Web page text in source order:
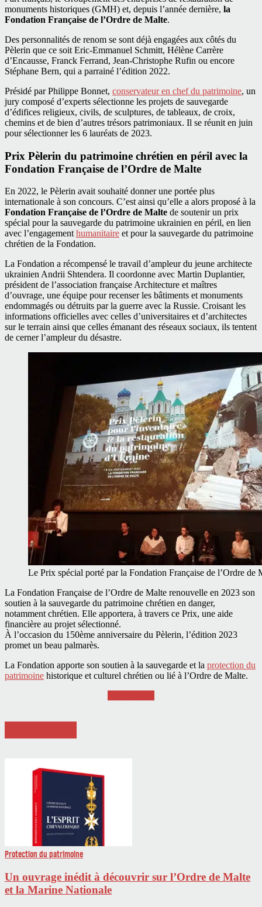
monuments historiques (GMH) et, depuis l’année dernière, la
Fondation Française de l’Ordre de Malte.
Des personnalités de renom se sont déjà engagées aux côtés du
Pèlerin que ce soit Eric-Emmanuel Schmitt, Hélène Carrère
d’Encausse, Franck Ferrand, Jean-Christophe Rufin ou encore
Stéphane Bern, qui a parrainé l’édition 2022.
Présidé par Philippe Bonnet, conservateur en chef du patrimoine, un
jury composé d’experts sélectionne les projets de sauvegarde
d’édifices religieux, civils, de sculptures, de tableaux, de croix,
chemins et de bien d’autres trésors patrimoniaux. Il se réunit en juin
pour sélectionner les 6 lauréats de 2023.
Prix Pèlerin du patrimoine chrétien en péril avec la
Fondation Française de l’Ordre de Malte
En 2022, le Pèlerin avait souhaité donner une portée plus
internationale à son concours. C’est ainsi qu’elle a alors proposé à la
Fondation Française de l’Ordre de Malte de soutenir un prix
spécial pour la sauvegarde du patrimoine ukrainien en péril, en lien
avec l’engagement humanitaire et pour la sauvegarde du patrimoine
chrétien de la Fondation.
La Fondation a récompensé le travail d’ampleur du jeune architecte
ukrainien Andrii Shtendera. Il coordonne avec Martin Duplantier,
président de l’association française Architecture et maîtres
d’ouvrage, une équipe pour recenser les bâtiments et monuments
endommagés ou détruits par la guerre avec la Russie. Croisant les
informations officielles avec celles d’universitaires et d’architectes
sur le terrain ainsi que celles émanant des réseaux sociaux, ils tentent
de cerner l’ampleur du désastre.
Le Prix spécial porté par la Fondation Française de l’Ordre de
La Fondation Française de l’Ordre de Malte renouvelle en 2023 son
soutien à la sauvegarde du patrimoine chrétien en danger,
notamment chrétien. Elle apportera, à travers ce Prix, une aide
financière au projet sélectionné.
À l’occasion du 150ème anniversaire du Pèlerin, l’édition 2023
promet un beau palmarès.
La Fondation apporte son soutien à la sauvegarde et la protection du
patrimoine historique et culturel chrétien ou lié à l’Ordre de Malte.
Protection du patrimoine
Un ouvrage inédit à découvrir sur l’Ordre de Malte
et la Marine Nationale